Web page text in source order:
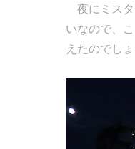
夜にミスタ
いなので、
えたのでし